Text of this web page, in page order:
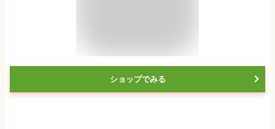
ショップでみる